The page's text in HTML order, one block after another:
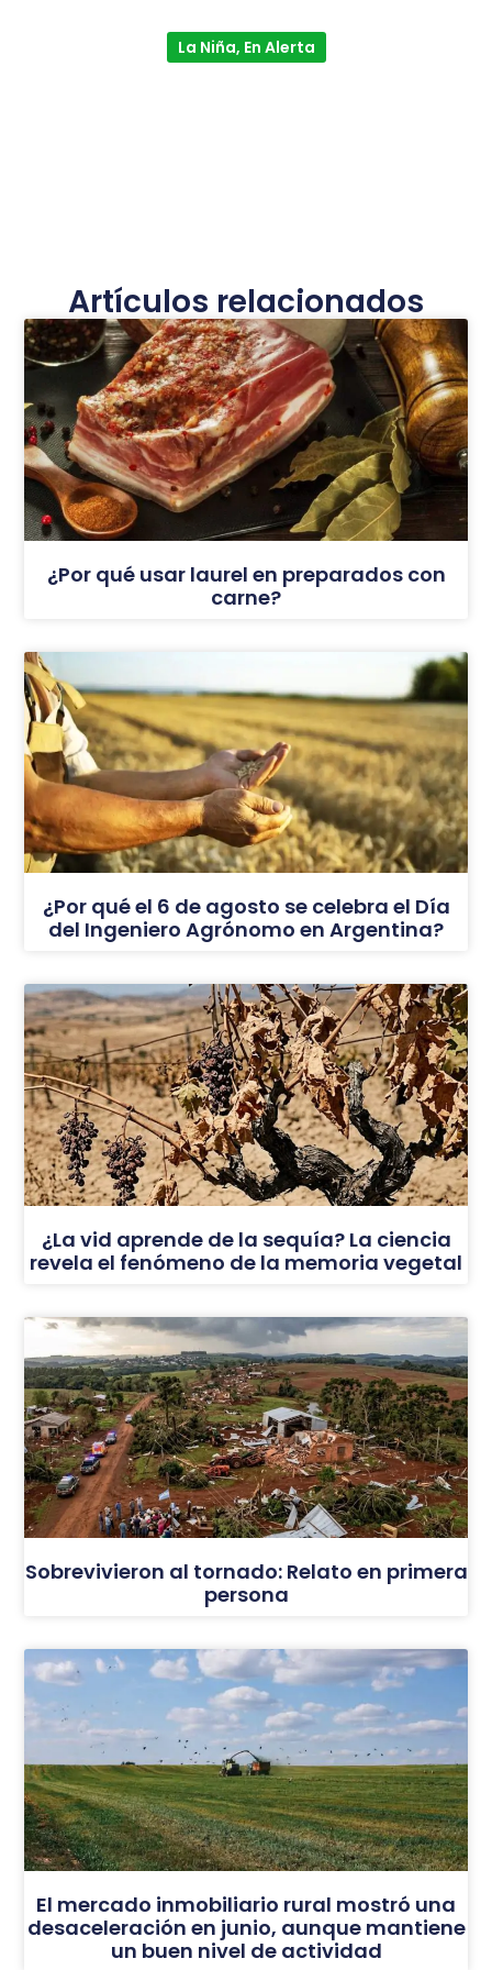
La Niña, En Alerta
Artículos relacionados
¿Por qué usar laurel en preparados con
carne?
¿Por qué el 6 de agosto se celebra el Día
del Ingeniero Agrónomo en Argentina?
¿La vid aprende de la sequía? La ciencia
revela el fenómeno de la memoria vegetal
Sobrevivieron al tornado: Relato en primera
persona
El mercado inmobiliario rural mostró una
desaceleración en junio, aunque mantiene
un buen nivel de actividad